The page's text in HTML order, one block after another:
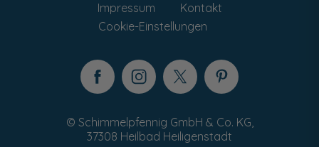
Impressum
Kontakt
Cookie-Einstellungen
© Schimmelpfennig GmbH & Co. KG,
37308 Heilbad Heiligenstadt